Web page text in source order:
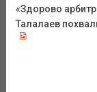
«Здорово
Талалаев